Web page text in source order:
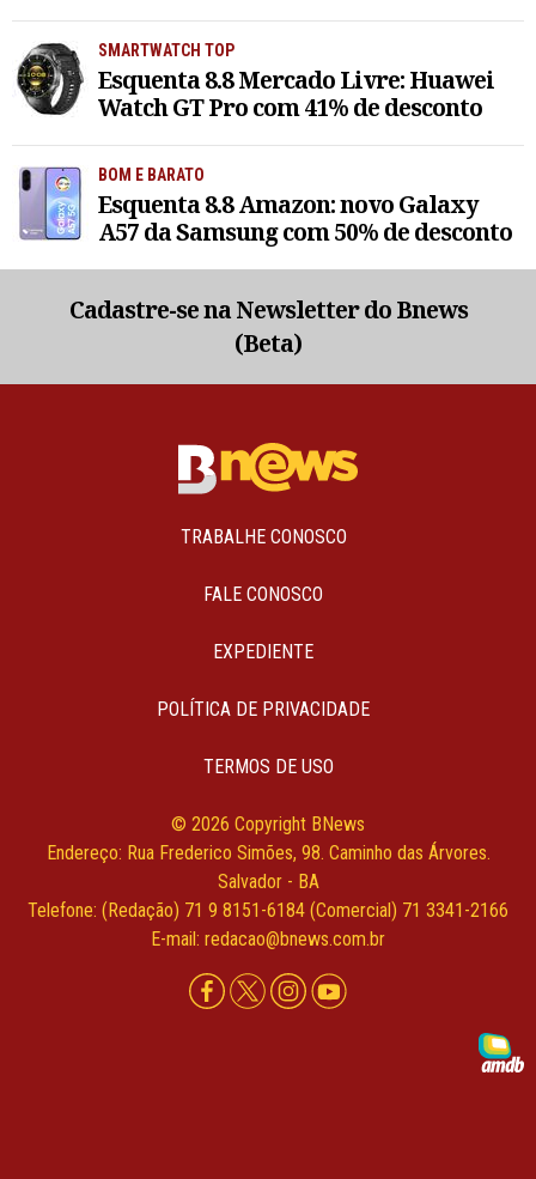
SMARTWATCH TOP
Esquenta 8.8 Mercado Livre: Huawei
Watch GT Pro com 41% de desconto
BOM E BARATO
Esquenta 8.8 Amazon: novo Galaxy
A57 da Samsung com 50% de desconto
Cadastre-se na Newsletter do Bnews
(Beta)
TRABALHE CONOSCO
FALE CONOSCO
EXPEDIENTE
POLÍTICA DE PRIVACIDADE
TERMOS DE USO
© 2026 Copyright BNews
Endereço: Rua Frederico Simões, 98. Caminho das Árvores.
Salvador - BA
Telefone: (Redação) 71 9 8151-6184 (Comercial) 71 3341-2166
E-mail: redacao@bnews.com.br